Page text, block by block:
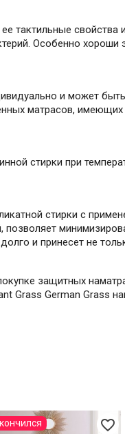
тактильные
Особенно хороши
и может
матрасов,
стирки при
стирки с
и принесет не
защитных
Grass German Grass
favorite_border